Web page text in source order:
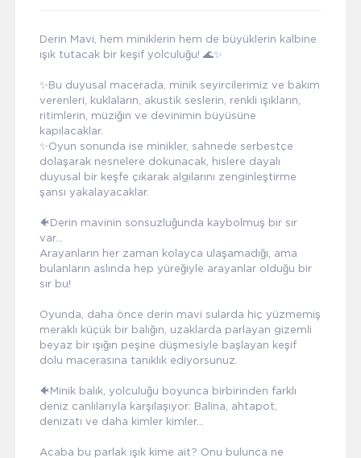
Derin Mavi, hem miniklerin hem de büyüklerin kalbine
ışık tutacak bir keşif yolculuğu! 🌊✨
✨Bu duyusal macerada, minik seyircilerimiz ve bakım
verenleri, kuklaların, akustik seslerin, renkli ışıkların,
ritimlerin, müziğin ve devinimin büyüsüne
kapılacaklar.
✨Oyun sonunda ise minikler, sahnede serbestçe
dolaşarak nesnelere dokunacak, hislere dayalı
duyusal bir keşfe çıkarak algılarını zenginleştirme
şansı yakalayacaklar.
🐠Derin mavinin sonsuzluğunda kaybolmuş bir sır
var...
Arayanların her zaman kolayca ulaşamadığı, ama
bulanların aslında hep yüreğiyle arayanlar olduğu bir
sır bu!
Oyunda, daha önce derin mavi sularda hiç yüzmemiş
meraklı küçük bir balığın, uzaklarda parlayan gizemli
beyaz bir ışığın peşine düşmesiyle başlayan keşif
dolu macerasına tanıklık ediyorsunuz.
🐠Minik balık, yolculuğu boyunca birbirinden farklı
deniz canlılarıyla karşılaşıyor: Balina, ahtapot,
denizatı ve daha kimler kimler…
Acaba bu parlak ışık kime ait? Onu bulunca ne